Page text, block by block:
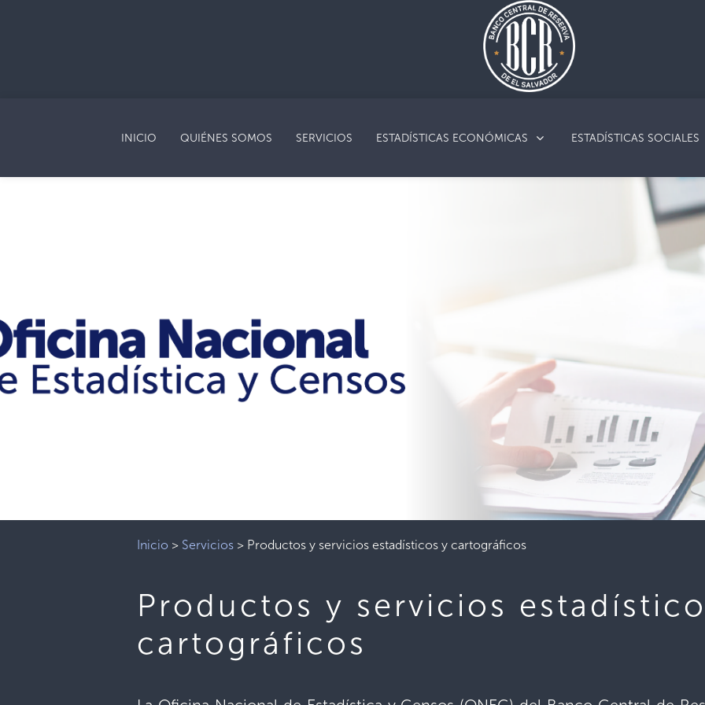
INICIO QUIÉNES SOMOS SERVICIOS ESTADÍSTICAS ECONÓMICAS ESTADÍSTICAS SOCIALES
Inicio > Servicios > Productos y servicios estadísticos y cartográficos
Productos y servicios
cartográficos